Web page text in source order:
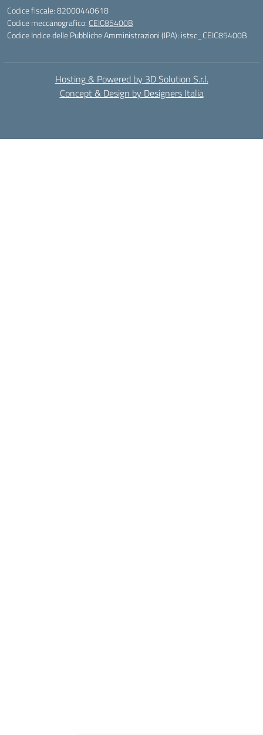
Codice fiscale: 82000440618
Codice meccanografico: CEIC85400B
Codice Indice delle Pubbliche Amministrazioni (IPA): istsc_CEIC85400B
Hosting & Powered by 3D Solution S.r.l.
Concept & Design by Designers Italia